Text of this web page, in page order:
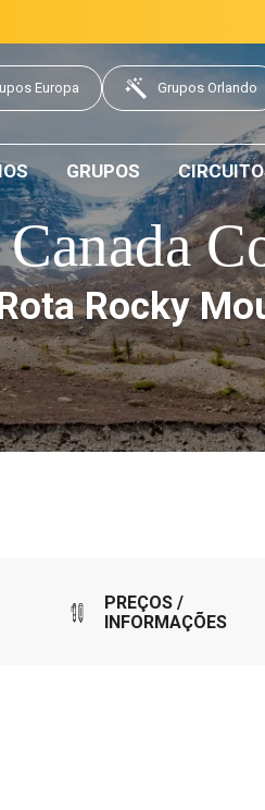
Europa Grupos Orlando
GRUPOS
Canada
Rocky
Data de saída:
PREÇOS /
INFORMAÇÕES